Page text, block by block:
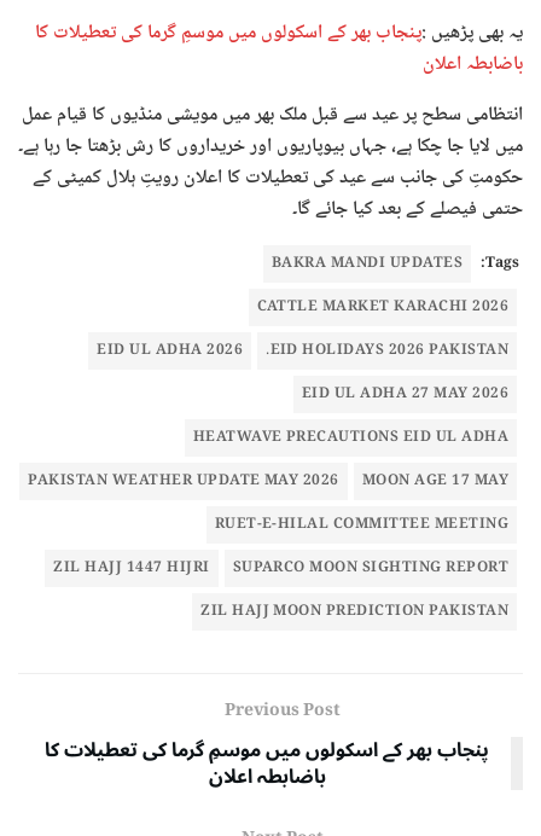
یہ بھی پڑھیں :پنجاب بھر کے اسکولوں میں موسمِ گرما کی تعطیلات کا
باضابطہ اعلان
انتظامی سطح پر عید سے قبل ملک بھر میں مویشی منڈیوں کا قیام عمل
میں لایا جا چکا ہے، جہاں بیوپاریوں اور خریداروں کا رش بڑھتا جا رہا ہے۔
حکومتِ کی جانب سے عید کی تعطیلات کا اعلان رویتِ ہلال کمیٹی کے
حتمی فیصلے کے بعد کیا جائے گا۔
Tags:
BAKRA MANDI UPDATES
CATTLE MARKET KARACHI 2026
EID HOLIDAYS 2026 PAKISTAN.
EID UL ADHA 2026
EID UL ADHA 27 MAY 2026
HEATWAVE PRECAUTIONS EID UL ADHA
MOON AGE 17 MAY
PAKISTAN WEATHER UPDATE MAY 2026
RUET-E-HILAL COMMITTEE MEETING
SUPARCO MOON SIGHTING REPORT
ZIL HAJJ 1447 HIJRI
ZIL HAJJ MOON PREDICTION PAKISTAN
Previous Post
پنجاب بھر کے اسکولوں میں موسمِ گرما کی تعطیلات کا
باضابطہ اعلان